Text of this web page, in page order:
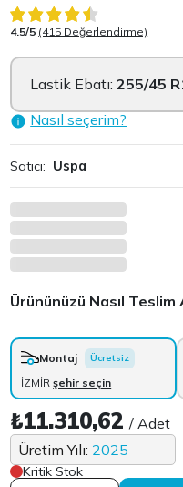
4.5/5 (415 Değerlendirme)
Lastik Ebatı:255/45
Nasıl seçerim?
Satıcı: Uspa
Ürününüzü Nasıl
Montaj Ücretsiz
İZMİRşehir seçin
₺11.310,62/ Adet
Üretim Yılı: 2025
Kritik Stok